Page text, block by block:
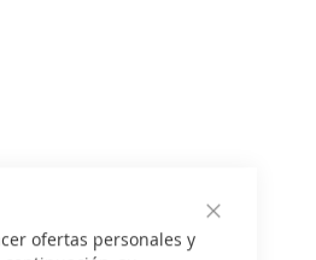
ofertas personales y